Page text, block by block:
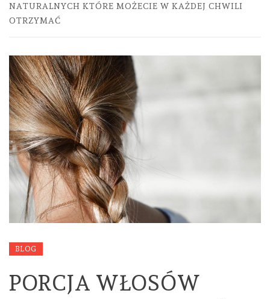
NATURALNYCH KTÓRE MOŻECIE W KAŻDEJ CHWILI
OTRZYMAĆ
BLOG
PORCJA WŁOSÓW